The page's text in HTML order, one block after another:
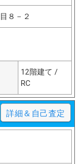
８－２
12階建て /
RC
詳細＆自己査定